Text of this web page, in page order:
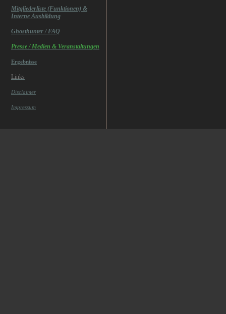
Mitgliederliste (Funktionen) &
Interne Ausbildung
Ghosthunter / FAQ
Presse / Medien & Veranstaltungen
Ergebnisse
Links
Disclaimer
Impressum